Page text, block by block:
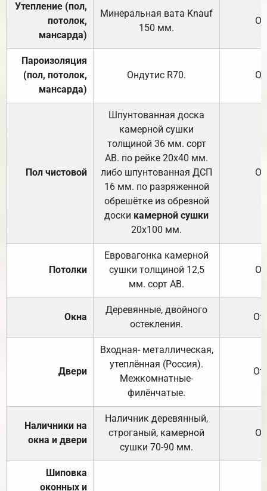
Утепление (пол,
потолок,
мансарда)
Минеральная вата Knauf
150 мм.
Пароизоляция
(пол, потолок,
мансарда)
Ондутис R70.
Пол чистовой
Шпунтованная доска
камерной сушки
толщиной 36 мм. сорт
АВ. по рейке 20х40 мм.
либо шпунтованная ДСП
16 мм. по разряженной
обрешётке из обрезной
доски камерной сушки
20х100 мм.
Потолки
Евровагонка камерной
сушки толщиной 12,5
мм. сорт АВ.
Окна
Деревянные, двойного
остекления.
Двери
Входная- металлическая,
утеплённая (Россия).
Межкомнатные-
филёнчатые.
Наличники на
окна и двери
Наличник деревянный,
строганый, камерной
сушки 70-90 мм.
Шиповка
оконных и